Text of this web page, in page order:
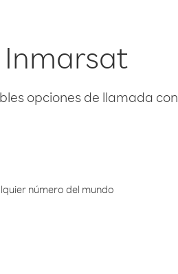
Inmarsat
opciones de llamada con
número del mundo